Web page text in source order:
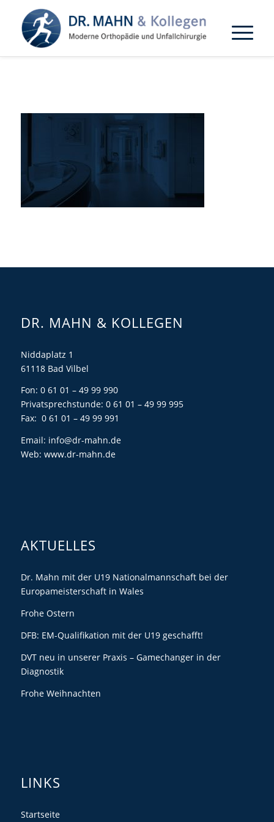
DR. MAHN & KOLLEGEN
Niddaplatz 1
61118 Bad Vilbel
Fon: 0 61 01 – 49 99 990
Privatsprechstunde: 0 61 01 – 49 99 995
Fax: 0 61 01 – 49 99 991
Email: info@dr-mahn.de
Web: www.dr-mahn.de
AKTUELLES
Dr. Mahn mit der U19 Nationalmannschaft bei der
Europameisterschaft in Wales
Frohe Ostern
DFB: EM-Qualifikation mit der U19 geschafft!
DVT neu in unserer Praxis – Gamechanger in der
Diagnostik
Frohe Weihnachten
LINKS
Startseite